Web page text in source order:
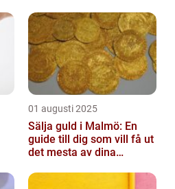
01 augusti 2025
Sälja guld i Malmö: En
guide till dig som vill få ut
det mesta av dina